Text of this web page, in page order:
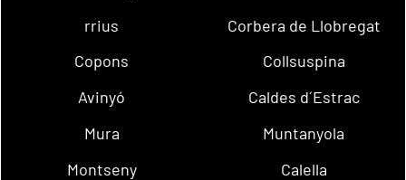
rrius
Corbera de Llobregat
Copons
Collsuspina
Avinyó
Caldes d´Estrac
Mura
Muntanyola
Montseny
Calella